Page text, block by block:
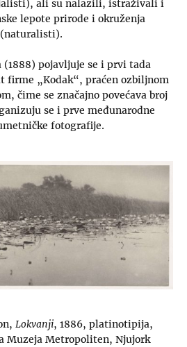
ali su nalazili, istraživali i
lepote prirode i okruženja
(naturalisti).
(1888) pojavljuje se i prvi tada
firme „Kodak“, praćen ozbiljnom
čime se značajno povećava broj
se i prve međunarodne
fotografije.
Lokvanji, 1886, platinotipija,
Muzeja Metropoliten, Njujork